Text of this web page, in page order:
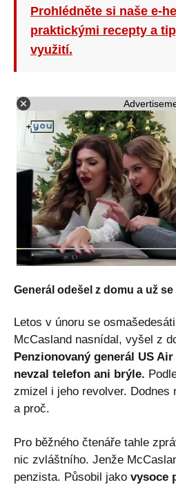
Prohlédněte si naše e-
praktickými recepty a
využití.
Generál odešel z domu a už se
Letos v únoru se
McCasland nasnídal, vyšel z
Penzionovaný generál US
nevzal telefon ani brýle.
zmizel i jeho revolver. Dodnes
a proč.
Pro běžného čtenáře tahle
nic zvláštního. Jenže
penzista. Působil jako vysoce